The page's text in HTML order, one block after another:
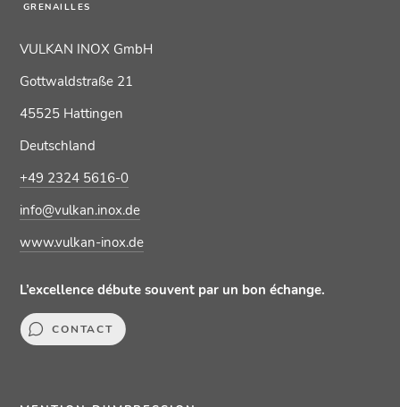
GRENAILLES
VULKAN INOX GmbH
Gottwaldstraße 21
45525 Hattingen
Deutschland
+49 2324 5616-0
info@vulkan.inox.de
www.vulkan-inox.de
L’excellence débute souvent par un bon échange.
CONTACT